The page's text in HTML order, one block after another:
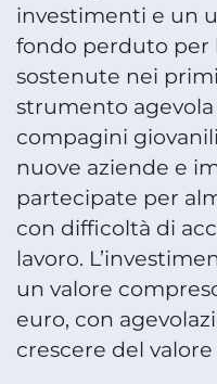
investimenti e un
fondo perduto per
sostenute nei
strumento
compagini
nuove aziende e
partecipate per
con difficoltà di
lavoro.
un valore
euro, con
crescere del